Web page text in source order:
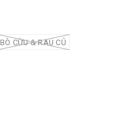
BÒ CỪU & RAU CỦ